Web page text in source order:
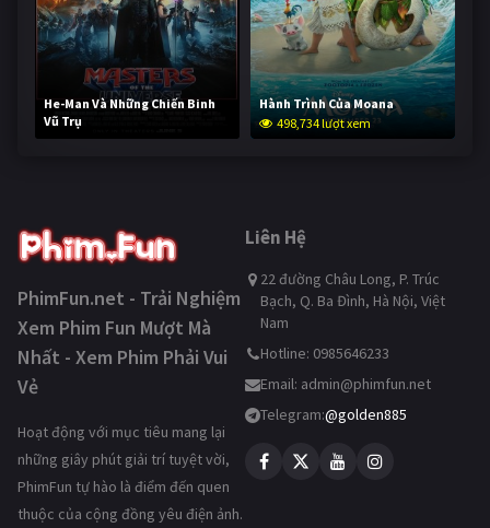
He-Man Và Những Chiến Binh
Vũ Trụ
248,216 lượt xem
Hành Trình Của Moana
498,734 lượt xem
PhimFun.net - Trải Nghiệm
Xem Phim Fun Mượt Mà
Nhất - Xem Phim Phải Vui
Vẻ
Hoạt động với mục tiêu mang lại
những giây phút giải trí tuyệt vời,
PhimFun tự hào là điểm đến quen
thuộc của cộng đồng yêu điện ảnh.
Liên Hệ
22 đường Châu Long, P. Trúc
Bạch, Q. Ba Đình, Hà Nội, Việt
Nam
Hotline: 0985646233
Email: admin@phimfun.net
Telegram:@golden885